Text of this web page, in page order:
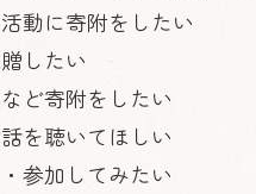
動に寄附をしたい
したい
ど寄附をしたい
を聴いてほしい
参加してみたい